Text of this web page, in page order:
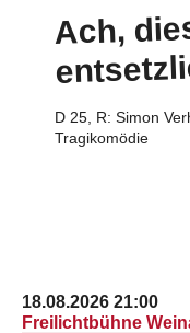
Ach,
D 25, R: Simon
Tragikomödie
18.08.2026 21:00
Freilichtbühne